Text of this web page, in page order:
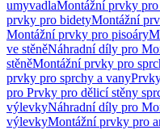
umyvadlaMontážní prvky
prvky pro bidetyMontážní
Montážní prvky pro pisoáry
ve stěněNáhradní díly pro
stěněMontážní prvky pro
prvky pro sprchy a vany
pro Prvky pro dělicí stěny
výlevkyNáhradní díly pro
výlevkyMontážní prvky pro